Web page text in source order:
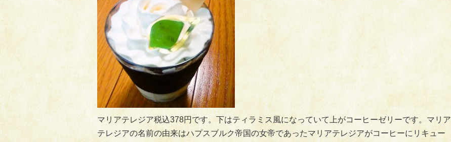
マリアテレジア税込378円です。下はティラミス風になっていて上がコーヒーゼリーです。マリア
テレジアの名前の由来はハプスブルク帝国の女帝であったマリアテレジアがコーヒーにリキュー